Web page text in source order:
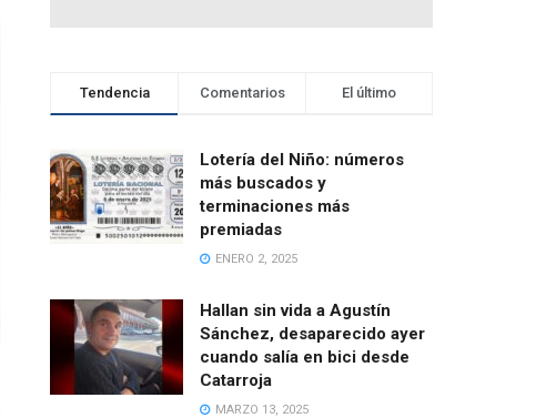
Tendencia Comentarios El último
Lotería del Niño: números
más buscados y
terminaciones más
premiadas
ENERO 2, 2025
Hallan sin vida a Agustín
Sánchez, desaparecido ayer
cuando salía en bici desde
Catarroja
MARZO 13, 2025